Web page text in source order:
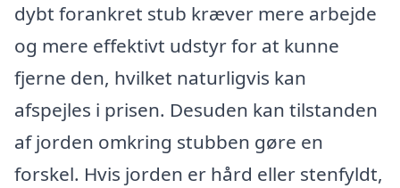
dybt forankret stub kræver mere arbejde
og mere effektivt udstyr for at kunne
fjerne den, hvilket naturligvis kan
afspejles i prisen. Desuden kan tilstanden
af jorden omkring stubben gøre en
forskel. Hvis jorden er hård eller stenfyldt,